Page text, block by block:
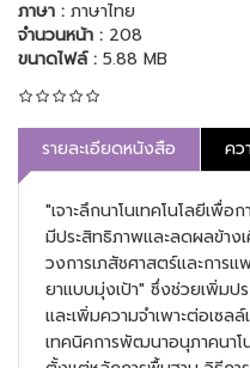
ภาษา : ภาษาไทย
จำนวนหน้า : 208
ขนาดไฟล์ : 5.88 MB
รายละเอียดหนังสือ คว
"เจาะลึกนาโนเทคโนโลยีเพื่
มีประสิทธิภาพและลดผลข้าง
วงการเภสัชศาสตร์และการ
ยาแบบมุ่งเป้า" ซึ่งช่วยเพิ่ม
และเพิ่มความจำเพาะต่อเซล
เทคนิคการพัฒนาอนุภาคนาโ